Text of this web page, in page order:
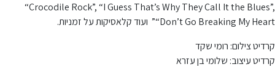
“Crocodile Rock”, “I Guess That’s Why They Call It the Blues”,
“Don’t Go Breaking My Heart” ועוד קלאסיקות על זמניות.
קרדיט צילום: רומי שקד
קרדיט עיצוב: שלומי בן עזרא